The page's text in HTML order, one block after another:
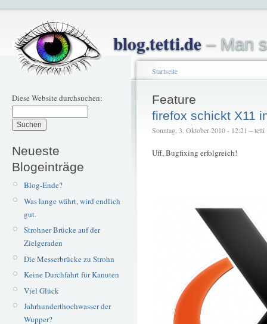
blog.tetti.de– Man
Diese Website durchsuchen:
Neueste
Blogeinträge
Blog-Ende?
Was lange währt, wird endlich
gut.
Strohner Brücke auf der
Zielgeraden
Die Messerbrücke zu Strohn
Keine Durchfahrt für Kanuten
Viel Glück
Jahrhunderthochwasser der
Wupper?
Startseite
Feature
firefox schickt X11
Sonntag, 3. Oktober 2010 - 12:21 – tetti
Uff, Bugfixing erfolgreich!